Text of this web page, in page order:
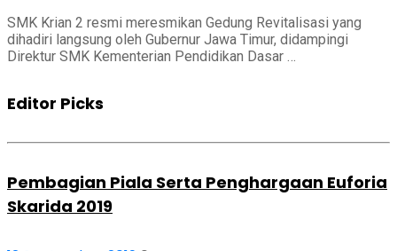
SMK Krian 2 resmi meresmikan Gedung Revitalisasi yang
dihadiri langsung oleh Gubernur Jawa Timur, didampingi
Direktur SMK Kementerian Pendidikan Dasar …
Editor Picks
Pembagian Piala Serta Penghargaan Euforia
Skarida 2019